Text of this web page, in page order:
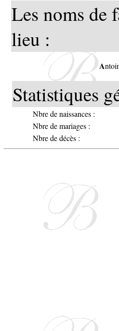
Les noms de
lieu :
A
Statistiques
Nbre de naissances :
Nbre de mariages :
Nbre de décès :